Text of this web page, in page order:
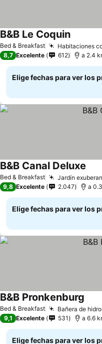
Bed & Breakfast Habitaciones
B&B Le CoquinVer
8,7 Excelente 612 a 2.4
Elige fechas para ver los
Bed & Breakfast Jardín
B&B Canal Deluxe
9,8 Excelente 2.047 a
Elige fechas para ver los
Bed & Breakfast Bañera de
B&B Pronkenburg
9,1 Excelente 531 a 6.6
Elige fechas para ver los